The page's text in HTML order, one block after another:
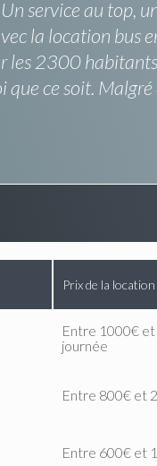
service au top,
la location bus
2300
ce soit.
Prix de la
Entre 1000€
journée
Entre 800€ et
Entre 600€ et